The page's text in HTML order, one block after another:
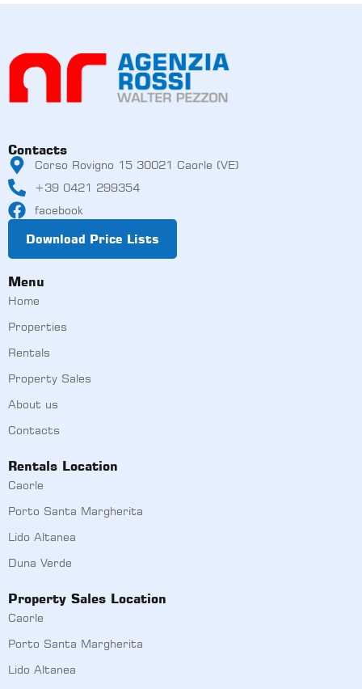
Contacts
Corso Rovigno 15 30021 Caorle (VE)
+39 0421 299354
facebook
Download Price Lists
Menu
Home
Properties
Rentals
Property Sales
About us
Contacts
Rentals Location
Caorle
Porto Santa Margherita
Lido Altanea
Duna Verde
Property Sales Location
Caorle
Porto Santa Margherita
Lido Altanea